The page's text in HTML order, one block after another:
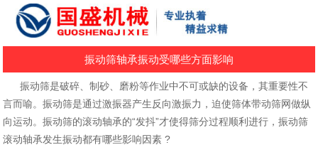
振动筛轴承振动受哪些方面影响
振动筛是破碎、制砂、磨粉等作业中不可或缺的设备，其重要性不
言而喻。振动筛是通过激振器产生反向激振力，迫使筛体带动筛网做纵
向运动。振动筛的滚动轴承的“发抖”才使得筛分过程顺利进行，振动筛
滚动轴承发生振动都有哪些影响因素 ?